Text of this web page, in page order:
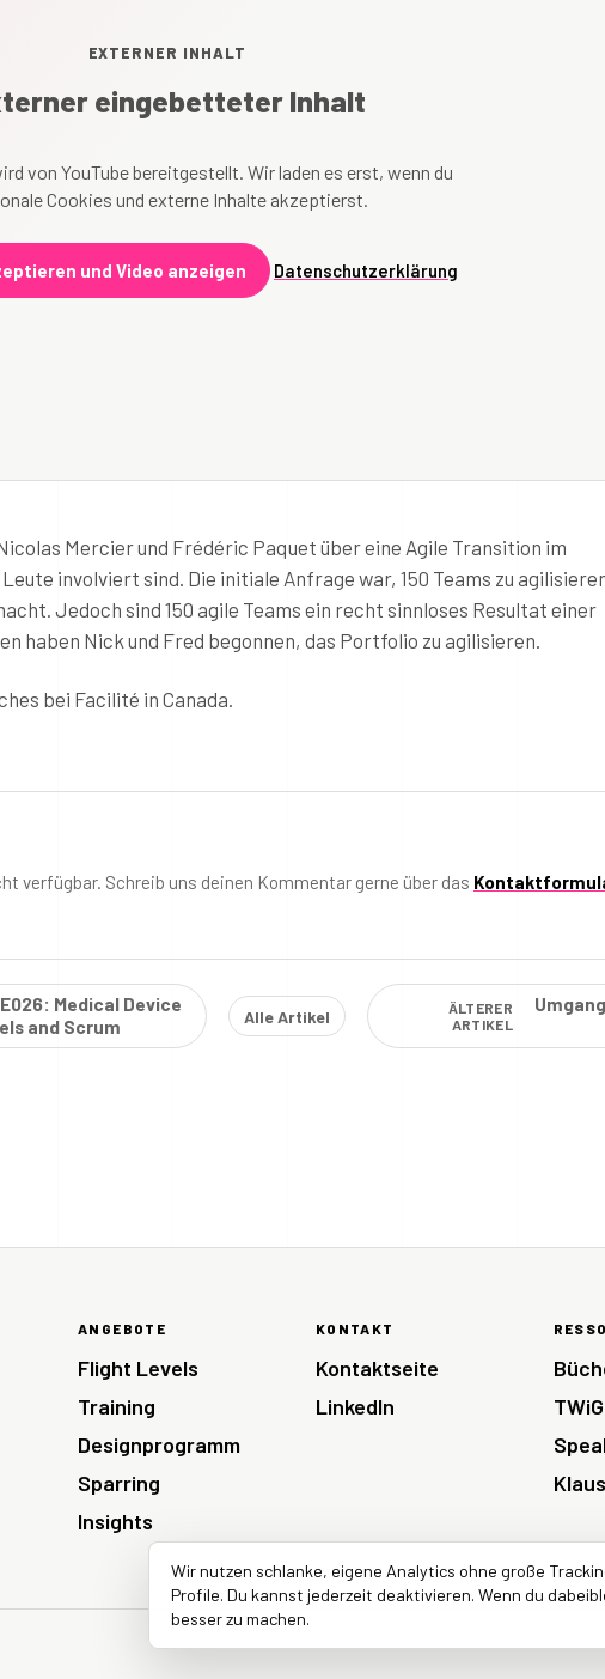
EXTERNER INHALT
eingebetteter Inhalt
von YouTube bereitgestellt. Wir laden es erst, wenn du
Cookies und externe Inhalte akzeptierst.
und Video anzeigen Datenschutzerklärung
Mercier und Frédéric Paquet über eine Agile Transition im
involviert sind. Die initiale Anfrage war, 150 Teams zu
Jedoch sind 150 agile Teams ein recht sinnloses Resultat einer
haben Nick und Fred begonnen, das Portfolio zu agilisieren.
bei Facilité in Canada.
verfügbar. Schreib uns deinen Kommentar gerne über das
Medical Device
and Scrum
Alle Artikel
ÄLTERER
ARTIKEL
ANGEBOTE
Flight Levels
Training
Designprogramm
Sparring
Insights
KONTAKT
Kontaktseite
LinkedIn
TWiG
Wir nutzen schlanke, eigene Analytics ohne große
Profile. Du kannst jederzeit deaktivieren. Wenn du
besser zu machen.